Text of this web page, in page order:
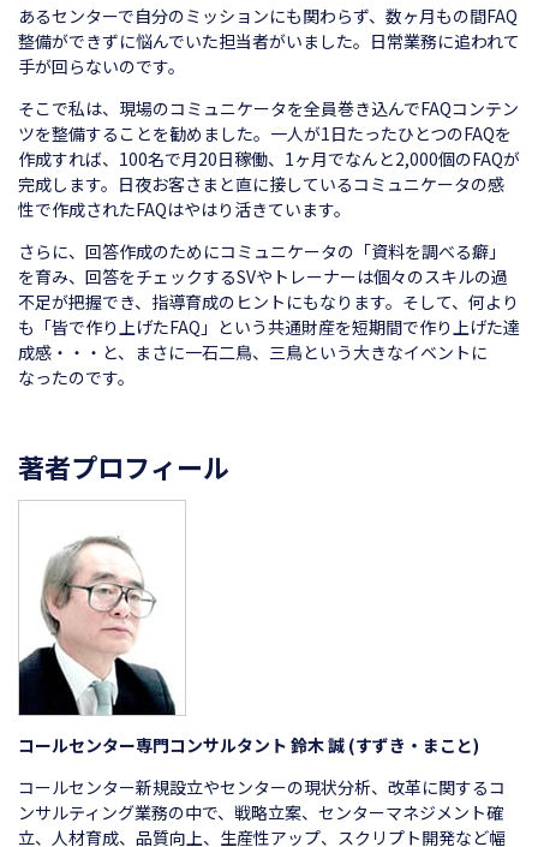
あるセンターで自分のミッションにも関わらず、数ヶ月もの間FAQ
整備ができずに悩んでいた担当者がいました。日常業務に追われて
手が回らないのです。
そこで私は、現場のコミュニケータを全員巻き込んでFAQコンテン
ツを整備することを勧めました。一人が1日たったひとつのFAQを
作成すれば、100名で月20日稼働、1ヶ月でなんと2,000個のFAQが
完成します。日夜お客さまと直に接しているコミュニケータの感
性で作成されたFAQはやはり活きています。
さらに、回答作成のためにコミュニケータの「資料を調べる癖」
を育み、回答をチェックするSVやトレーナーは個々のスキルの過
不足が把握でき、指導育成のヒントにもなります。そして、何より
も「皆で作り上げたFAQ」という共通財産を短期間で作り上げた達
成感・・・と、まさに一石二鳥、三鳥という大きなイベントに
なったのです。
著者プロフィール
コールセンター専門コンサルタント 鈴木 誠 (すずき・まこと)
コールセンター新規設立やセンターの現状分析、改革に関するコ
ンサルティング業務の中で、戦略立案、センターマネジメント確
立、人材育成、品質向上、生産性アップ、スクリプト開発など幅